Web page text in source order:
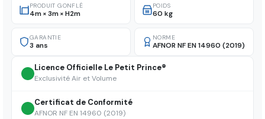
PRODUIT GONFLÉ
4m × 3m × H2m
POIDS
60 kg
GARANTIE
3 ans
NORME
AFNOR NF EN 14960 (2019)
Licence Officielle Le Petit Prince®
Exclusivité Air et Volume
Certificat de Conformité
AFNOR NF EN 14960 (2019)